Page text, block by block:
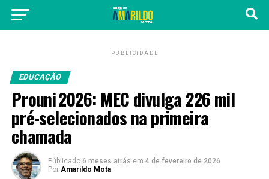
PUBLICIDADE
EDUCAÇÃO
Prouni 2026: MEC divulga 226 mil
pré-selecionados na primeira
chamada
Públicado 6 meses atrás em 4 de fevereiro de 2026
Por Amarildo Mota